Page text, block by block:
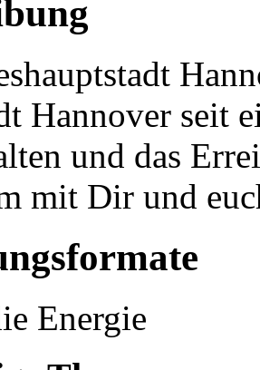
Hannover seit
und das
mit Dir und
Energie